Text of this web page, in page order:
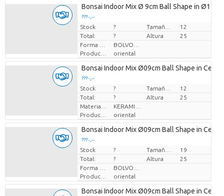
Bonsai Indoor Mix Ø 9cm Ball Shape in
??? -,--
Precio por pieza
Stock ?
12
Total:
? Altura
25
Productor
oriental
Bonsai Indoor Mix Ø09cm Ball Shape in
??? -,--
Precio por pieza
Stock ?
12
Total:
? Altura
25
Productor
oriental
Bonsai Indoor Mix Ø09cm Ball Shape in
??? -,--
Precio por pieza
Stock ?
19
Total:
? Altura
25
Productor
oriental
Bonsai Indoor Mix Ø09cm Ball Shape in